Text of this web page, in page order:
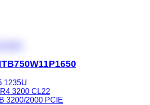
1235U
3200 CL22
3200/2000 PCIE